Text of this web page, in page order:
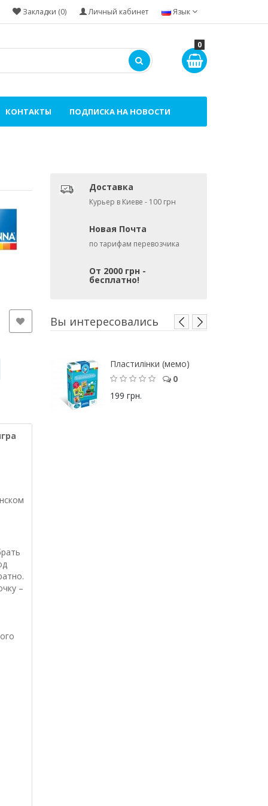
Язык
Личный кабинет
Закладки (0)
0
КОНТАКТЫ ПОДПИСКА НА НОВОСТИ
–
Доставка
Курьер в Киеве - 100 грн
Новая Почта
по тарифам перевозчика
От 2000 грн -
бесплатно!
Вы интересовались
Пластилінки (мемо)
0
199 грн.